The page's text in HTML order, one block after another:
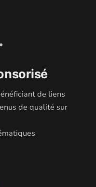
de liens
de qualité sur